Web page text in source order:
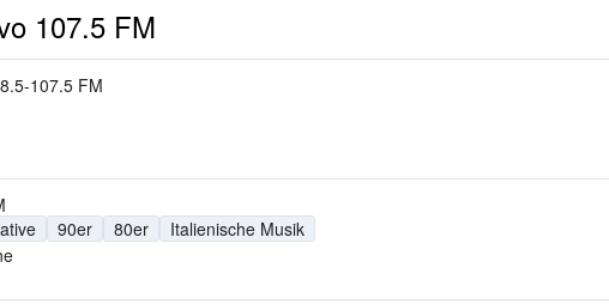
107.5 FM
107.5 FM
90er 80er
Italienische Musik